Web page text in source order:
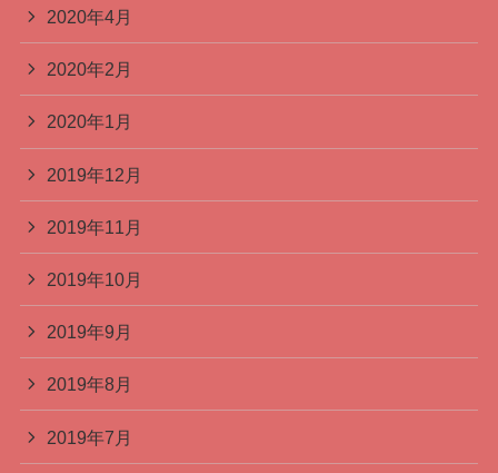
2020年4月
2020年2月
2020年1月
2019年12月
2019年11月
2019年10月
2019年9月
2019年8月
2019年7月